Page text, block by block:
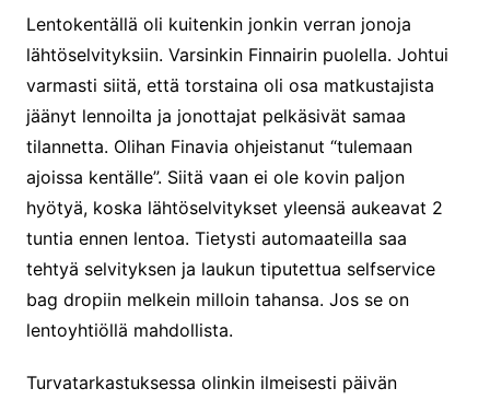
Lentokentällä oli kuitenkin jonkin verran jonoja
lähtöselvityksiin. Varsinkin Finnairin puolella. Johtui
varmasti siitä, että torstaina oli osa matkustajista
jäänyt lennoilta ja jonottajat pelkäsivät samaa
tilannetta. Olihan Finavia ohjeistanut “tulemaan
ajoissa kentälle”. Siitä vaan ei ole kovin paljon
hyötyä, koska lähtöselvitykset yleensä aukeavat 2
tuntia ennen lentoa. Tietysti automaateilla saa
tehtyä selvityksen ja laukun tiputettua selfservice
bag dropiin melkein milloin tahansa. Jos se on
lentoyhtiöllä mahdollista.
Turvatarkastuksessa olinkin ilmeisesti päivän